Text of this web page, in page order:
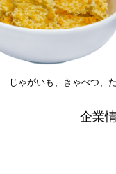
じゃがいも、きゃべつ、
企業